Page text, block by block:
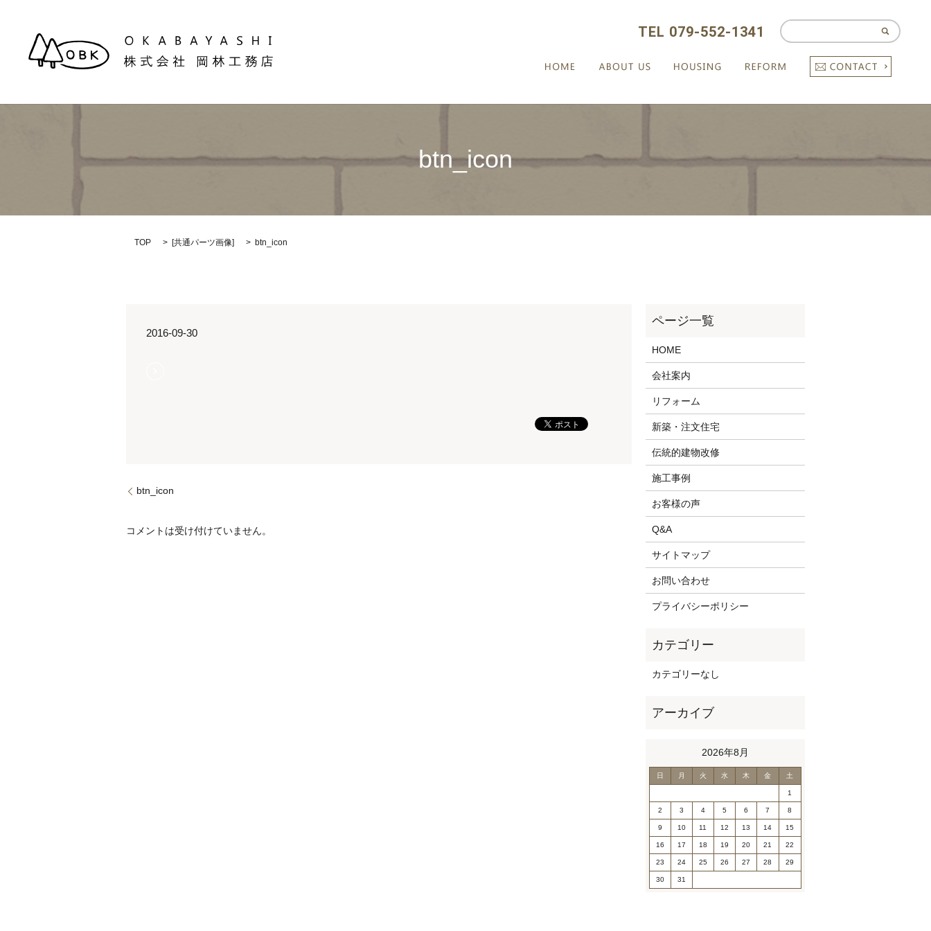
TEL 079-552-1341
HOME ABOUT US HOUSING REFORM
btn_icon
TOP [共通パーツ画像] btn_icon
2016-09-30
btn_icon
コメントは受け付けていません。
HOME
会社案内
リフォーム
新築・注文住宅
伝統的建物改修
施工事例
お客様の声
Q&A
サイトマップ
お問い合わせ
プライバシーポリシー
カテゴリーなし
2026年8月
日 月 火 水 木 金 土
1
2 3 4 5 6 7 8
9 10 11 12 13 14 15
16 17 18 19 20 21 22
23 24 25 26 27 28 29
30 31